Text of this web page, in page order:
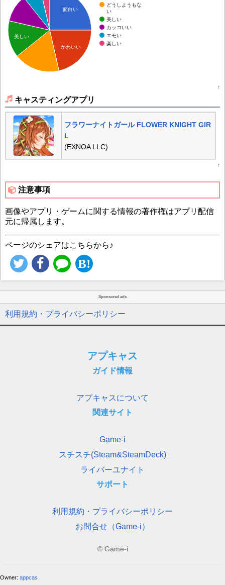
どうしようもな
い
美しい
カッコいい
エモい
楽しい
面白い
かわいい
美しい
↑
キャスティングアプリ
フラワーナイトガール FLOWER KNIGHT GIR
L
(EXNOA LLC)
↑
注意事項
画像やアプリ・ゲームに関する情報の著作権はアプリ配信
元に帰属します。
ページのシェアはこちらから♪
Sponsored ads
利用規約・プライバシーポリシー
アプキャス
ガイド情報
アプキャスについて
関連サイト
Game-i
スチスチ(Steam&SteamDeck)
ライバーユナイト
サポート
利用規約・プライバシーポリシー
お問合せ（Game-i）
© Game-i
Owner: appcas